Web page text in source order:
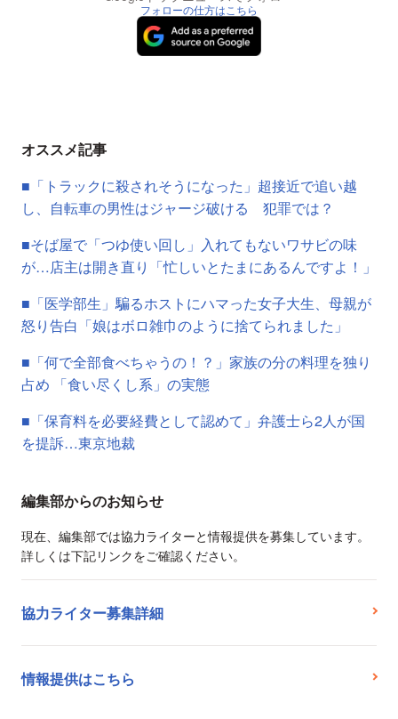
フォローの仕方はこちら
オススメ記事
■「トラックに殺されそうになった」超接近で追い越
し、自転車の男性はジャージ破ける 犯罪では？
■そば屋で「つゆ使い回し」入れてもないワサビの味
が…店主は開き直り「忙しいとたまにあるんですよ！」
■「医学部生」騙るホストにハマった女子大生、母親が
怒り告白「娘はボロ雑巾のように捨てられました」
■「何で全部食べちゃうの！？」家族の分の料理を独り
占め 「食い尽くし系」の実態
■「保育料を必要経費として認めて」弁護士ら2人が国
を提訴…東京地裁
編集部からのお知らせ
現在、編集部では協力ライターと情報提供を募集しています。
詳しくは下記リンクをご確認ください。
協力ライター募集詳細
情報提供はこちら